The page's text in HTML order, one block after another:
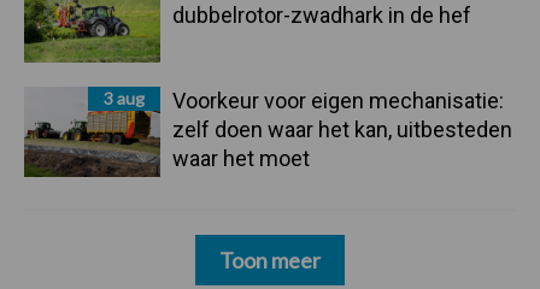
dubbelrotor-zwadhark in de hef
3 aug
Voorkeur voor eigen mechanisatie:
zelf doen waar het kan, uitbesteden
waar het moet
Toon meer